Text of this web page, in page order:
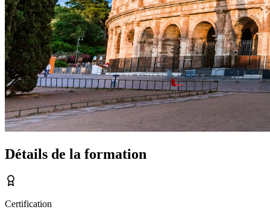
Détails de la formation
Certification